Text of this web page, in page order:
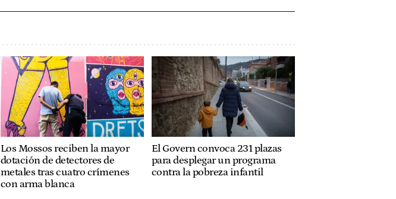
Los Mossos reciben la mayor
dotación de detectores de
metales tras cuatro crímenes
con arma blanca
El Govern convoca 231 plazas
para desplegar un programa
contra la pobreza infantil